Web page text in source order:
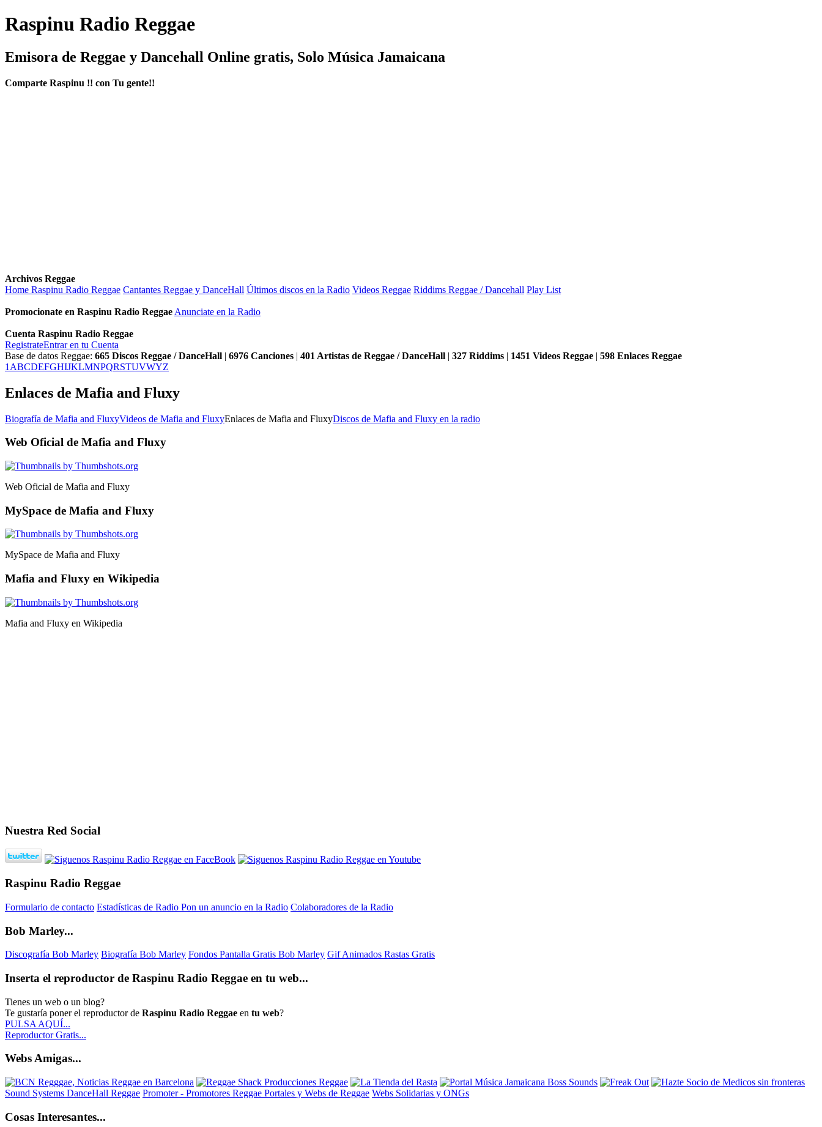
Raspinu Radio Reggae
Emisora de Reggae y Dancehall Online gratis, Solo Música Jamaicana
Comparte Raspinu !! con Tu gente!!
Archivos Reggae
Home Raspinu Radio Reggae Cantantes Reggae y DanceHall Últimos discos en la Radio Videos Reggae Riddims Reggae / Dancehall Play List
Promocionate en Raspinu Radio Reggae Anunciate en la Radio
Cuenta Raspinu Radio Reggae
RegistrateEntrar en tu Cuenta
Base de datos Reggae: 665 Discos Reggae / DanceHall | 6976 Canciones | 401 Artistas de Reggae / DanceHall | 327 Riddims | 1451 Videos Reggae | 598 Enlaces Reggae
1 ABCDEFGHIJKLMNPQRSTUVWYZ
Enlaces de Mafia and Fluxy
Biografía de Mafia and FluxyVideos de Mafia and FluxyEnlaces de Mafia and FluxyDiscos de Mafia and Fluxy en la radio
Web Oficial de Mafia and Fluxy
Web Oficial de Mafia and Fluxy
MySpace de Mafia and Fluxy
MySpace de Mafia and Fluxy
Mafia and Fluxy en Wikipedia
Mafia and Fluxy en Wikipedia
Nuestra Red Social
Raspinu Radio Reggae
Formulario de contacto Estadísticas de Radio Pon un anuncio en la Radio Colaboradores de la Radio
Bob Marley...
Discografía Bob Marley Biografía Bob Marley Fondos Pantalla Gratis Bob Marley Gif Animados Rastas Gratis
Inserta el reproductor de Raspinu Radio Reggae en tu web...
Tienes un web o un blog?
Te gustaría poner el reproductor de Raspinu Radio Reggae en tu web?
PULSA AQUÍ...
Reproductor Gratis...
Webs Amigas...
Sound Systems DanceHall Reggae Promoter - Promotores Reggae Portales y Webs de Reggae Webs Solidarias y ONGs
Cosas Interesantes...